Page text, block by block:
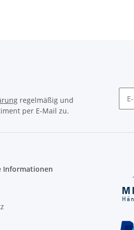
regelmäßig und
per E-Mail zu.
Informationen